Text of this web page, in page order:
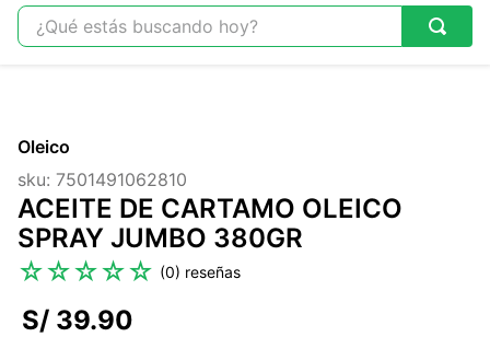
¿Qué estás buscando hoy?
2.
3.
colageno
4.
kefir
5 .
glicinato magnesio
Oleico
sku: 7501491062810
ACEITE DE CARTAMO OLEICO
SPRAY JUMBO 380GR
☆☆☆☆☆ (0)
S/ 39.90